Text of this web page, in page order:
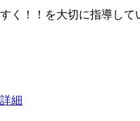
く！！を大切に指導して
細